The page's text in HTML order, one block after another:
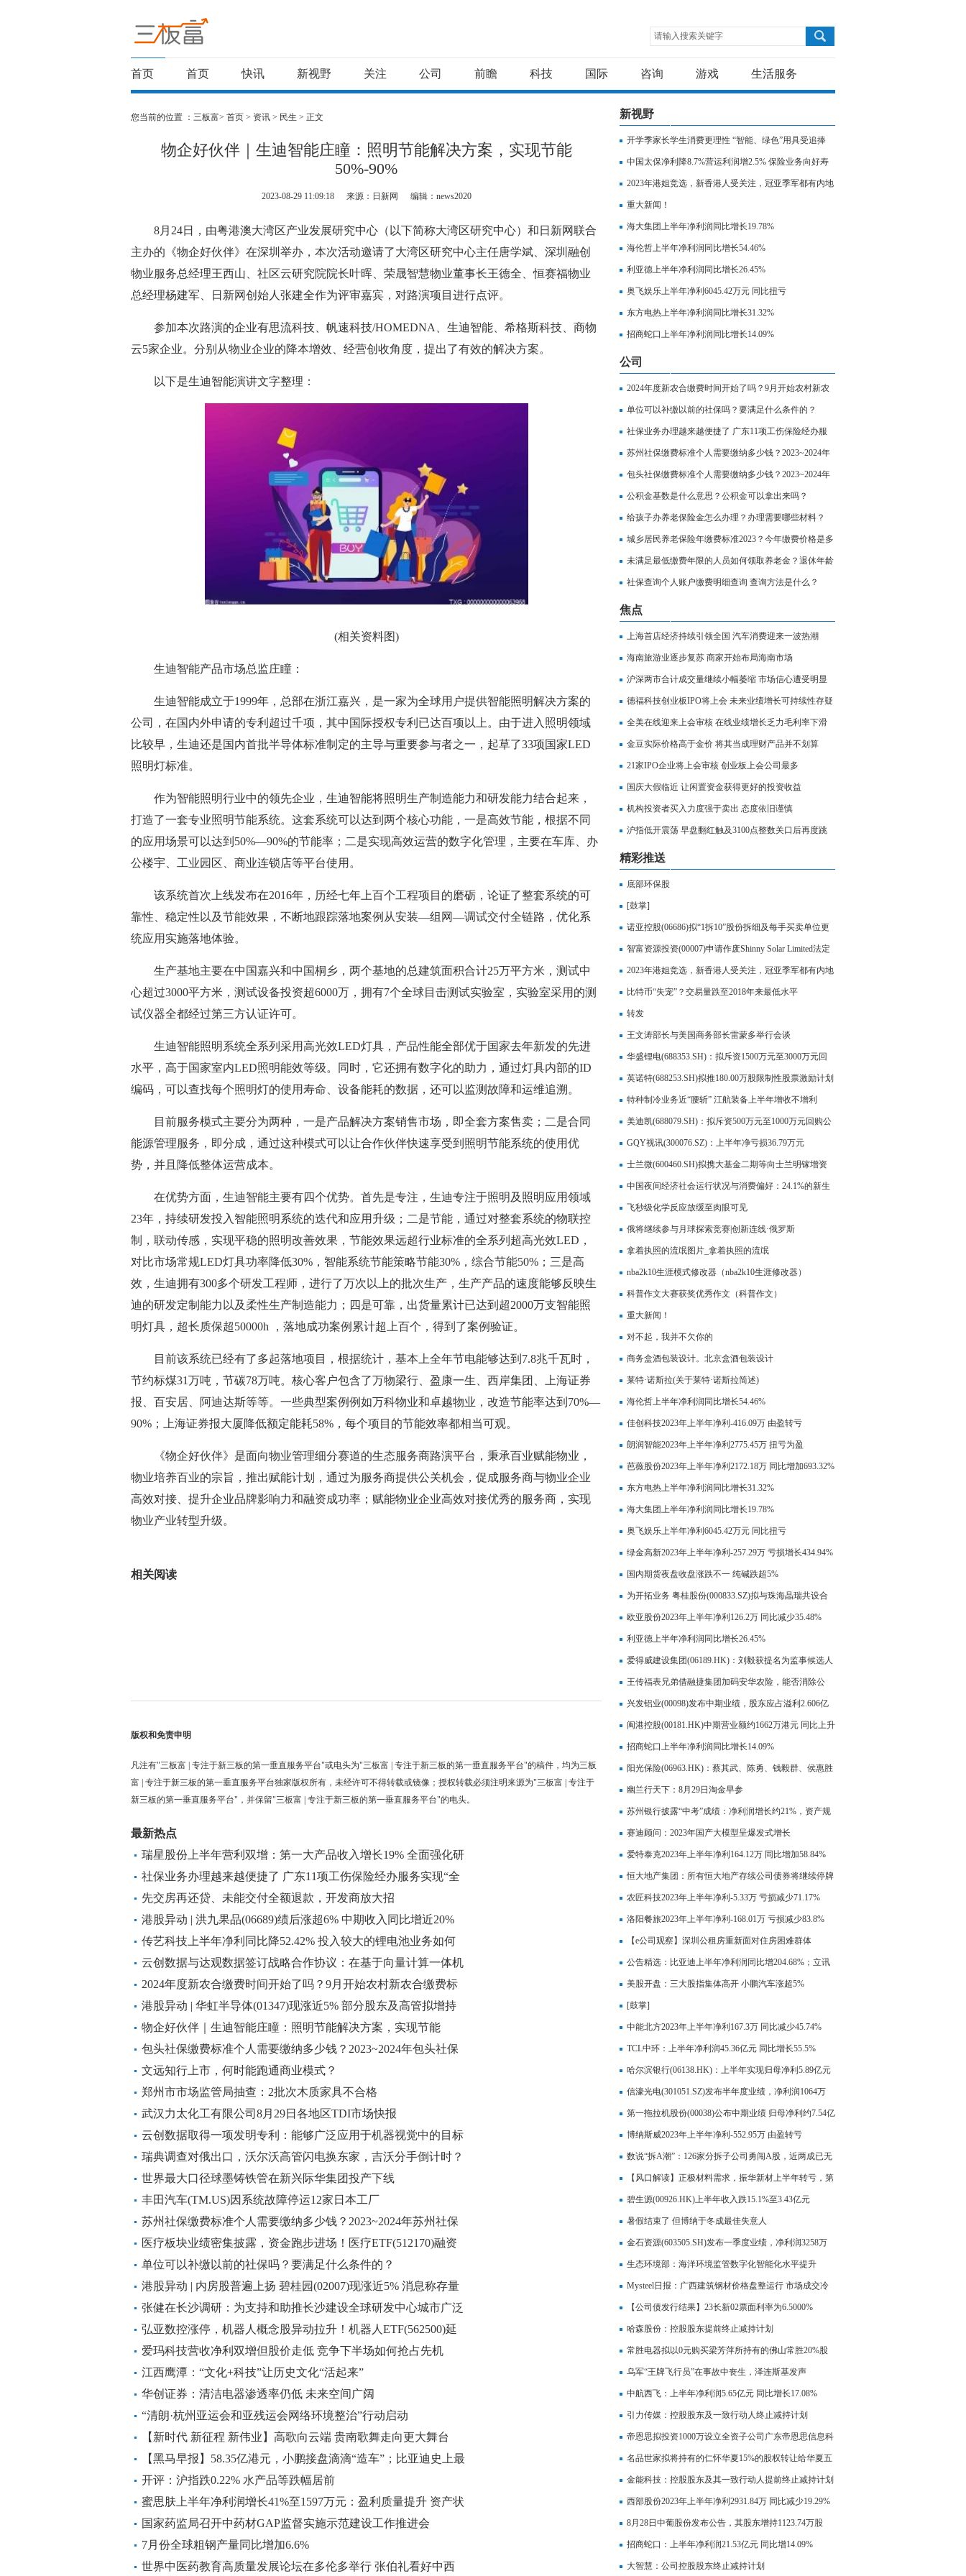
请输入搜索关键字
首页 首页 快讯 新视野 关注 公司 前瞻 科技 国际 咨询 游戏 生活服务
您当前的位置 ： 三板富> 首页 > 资讯 > 民生 > 正文
物企好伙伴｜生迪智能庄瞳：照明节能解决方案，实现节能
50%-90%
2023-08-29 11:09:18 来源：日新网 编辑：news2020
8月24日，由粤港澳大湾区产业发展研究中心（以下简称大湾区研究中心）和日新网联合
主办的《物企好伙伴》在深圳举办，本次活动邀请了大湾区研究中心主任唐学斌、深圳融创
物业服务总经理王西山、社区云研究院院长叶晖、荣晟智慧物业董事长王德全、恒赛福物业
总经理杨建军、日新网创始人张建全作为评审嘉宾，对路演项目进行点评。
参加本次路演的企业有思流科技、帆速科技/HOMEDNA、生迪智能、希格斯科技、商物
云5家企业。分别从物业企业的降本增效、经营创收角度，提出了有效的解决方案。
以下是生迪智能演讲文字整理：
(相关资料图)
生迪智能产品市场总监庄瞳：
生迪智能成立于1999年，总部在浙江嘉兴，是一家为全球用户提供智能照明解决方案的
公司，在国内外申请的专利超过千项，其中国际授权专利已达百项以上。由于进入照明领域
比较早，生迪还是国内首批半导体标准制定的主导与重要参与者之一，起草了33项国家LED
照明灯标准。
作为智能照明行业中的领先企业，生迪智能将照明生产制造能力和研发能力结合起来，
打造了一套专业照明节能系统。这套系统可以达到两个核心功能，一是高效节能，根据不同
的应用场景可以达到50%—90%的节能率；二是实现高效运营的数字化管理，主要在车库、办
公楼宇、工业园区、商业连锁店等平台使用。
该系统首次上线发布在2016年，历经七年上百个工程项目的磨砺，论证了整套系统的可
靠性、稳定性以及节能效果，不断地跟踪落地案例从安装—组网—调试交付全链路，优化系
统应用实施落地体验。
生产基地主要在中国嘉兴和中国桐乡，两个基地的总建筑面积合计25万平方米，测试中
心超过3000平方米，测试设备投资超6000万，拥有7个全球目击测试实验室，实验室采用的测
试仪器全都经过第三方认证许可。
生迪智能照明系统全系列采用高光效LED灯具，产品性能全部优于国家去年新发的先进
水平，高于国家室内LED照明能效等级。同时，它还拥有数字化的助力，通过灯具内部的ID
编码，可以查找每个照明灯的使用寿命、设备能耗的数据，还可以监测故障和运维追溯。
目前服务模式主要分为两种，一是产品解决方案销售市场，即全套方案售卖；二是合同
能源管理服务，即分成，通过这种模式可以让合作伙伴快速享受到照明节能系统的使用优
势，并且降低整体运营成本。
在优势方面，生迪智能主要有四个优势。首先是专注，生迪专注于照明及照明应用领域
23年，持续研发投入智能照明系统的迭代和应用升级；二是节能，通过对整套系统的物联控
制，联动传感，实现平稳的照明改善效果，节能效果远超行业标准的全系列超高光效LED，
对比市场常规LED灯具功率降低30%，智能系统节能策略节能30%，综合节能50%；三是高
效，生迪拥有300多个研发工程师，进行了万次以上的批次生产，生产产品的速度能够反映生
迪的研发定制能力以及柔性生产制造能力；四是可靠，出货量累计已达到超2000万支智能照
明灯具，超长质保超50000h ，落地成功案例累计超上百个，得到了案例验证。
目前该系统已经有了多起落地项目，根据统计，基本上全年节电能够达到7.8兆千瓦时，
节约标煤31万吨，节碳78万吨。核心客户包含了万物梁行、盈康一生、西岸集团、上海证券
报、百安居、阿迪达斯等等。一些典型案例例如万科物业和卓越物业，改造节能率达到70%—
90%；上海证券报大厦降低额定能耗58%，每个项目的节能效率都相当可观。
《物企好伙伴》是面向物业管理细分赛道的生态服务商路演平台，秉承百业赋能物业，
物业培养百业的宗旨，推出赋能计划，通过为服务商提供公关机会，促成服务商与物业企业
高效对接、提升企业品牌影响力和融资成功率；赋能物业企业高效对接优秀的服务商，实现
物业产业转型升级。
相关阅读
版权和免责申明
凡注有"三板富 | 专注于新三板的第一垂直服务平台"或电头为"三板富 | 专注于新三板的第一垂直服务平台"的稿件，均为三板
富 | 专注于新三板的第一垂直服务平台独家版权所有，未经许可不得转载或镜像；授权转载必须注明来源为"三板富 | 专注于
新三板的第一垂直服务平台"，并保留"三板富 | 专注于新三板的第一垂直服务平台"的电头。
最新热点
瑞星股份上半年营利双增：第一大产品收入增长19% 全面强化研
产销实力夯实发展底座
社保业务办理越来越便捷了 广东11项工伤保险经办服务实现“全
省通办”
先交房再还贷、未能交付全额退款，开发商放大招
港股异动 | 洪九果品(06689)绩后涨超6% 中期收入同比增近20%
经营活动现金流持续优化
传艺科技上半年净利同比降52.42% 投入较大的锂电池业务如何
发展受关注
云创数据与达观数据签订战略合作协议：在基于向量计算一体机
的大模型等领域开展战略合作
2024年度新农合缴费时间开始了吗？9月开始农村新农合缴费标
准是多少？
港股异动 | 华虹半导体(01347)现涨近5% 部分股东及高管拟增持
公司A股股份 盘后将发业绩
物企好伙伴｜生迪智能庄瞳：照明节能解决方案，实现节能
50%-90%
包头社保缴费标准个人需要缴纳多少钱？2023~2024年包头社保
缴费多少钱一个月
文远知行上市，何时能跑通商业模式？
郑州市市场监管局抽查：2批次木质家具不合格
武汉力太化工有限公司8月29日各地区TDI市场快报
云创数据取得一项发明专利：能够广泛应用于机器视觉中的目标
分割场景
瑞典调查对俄出口，沃尔沃高管闪电换东家，吉沃分手倒计时？
世界最大口径球墨铸铁管在新兴际华集团投产下线
丰田汽车(TM.US)因系统故障停运12家日本工厂
苏州社保缴费标准个人需要缴纳多少钱？2023~2024年苏州社保
缴费多少钱一个月
医疗板块业绩密集披露，资金跑步进场！医疗ETF(512170)融资
余额历史首次突破10亿元大关
单位可以补缴以前的社保吗？要满足什么条件的？
港股异动 | 内房股普遍上扬 碧桂园(02007)现涨近5% 消息称存量
房贷利率即将下调
张健在长沙调研：为支持和助推长沙建设全球研发中心城市广泛
汇聚智慧力量
弘亚数控涨停，机器人概念股异动拉升！机器人ETF(562500)延
续反弹
爱玛科技营收净利双增但股价走低 竞争下半场如何抢占先机
江西鹰潭：“文化+科技”让历史文化“活起来”
华创证券：清洁电器渗透率仍低 未来空间广阔
“清朗·杭州亚运会和亚残运会网络环境整治”行动启动
【新时代 新征程 新伟业】高歌向云端 贵南歌舞走向更大舞台
【黑马早报】58.35亿港元，小鹏接盘滴滴“造车”；比亚迪史上最
大并购案来了；董明珠怒斥员工吃着碗里看着锅里；家乐福广深
门店已全部关闭...
开评：沪指跌0.22% 水产品等跌幅居前
蜜思肤上半年净利润增长41%至1597万元：盈利质量提升 资产状
况稳健
国家药监局召开中药材GAP监督实施示范建设工作推进会
7月份全球粗钢产量同比增加6.6%
世界中医药教育高质量发展论坛在多伦多举行 张伯礼看好中西
新视野
开学季家长学生消费更理性 “智能、绿色”用具受追捧
中国太保净利降8.7%营运利润增2.5% 保险业务向好寿
险新业务价值增三成
2023年港姐竞选，新香港人受关注，冠亚季军都有内地
背景
重大新闻！
海大集团上半年净利润同比增长19.78%
海伦哲上半年净利润同比增长54.46%
利亚德上半年净利润同比增长26.45%
奥飞娱乐上半年净利6045.42万元 同比扭亏
东方电热上半年净利润同比增长31.32%
招商蛇口上半年净利润同比增长14.09%
公司
2024年度新农合缴费时间开始了吗？9月开始农村新农
合缴费标准是多少？
单位可以补缴以前的社保吗？要满足什么条件的？
社保业务办理越来越便捷了 广东11项工伤保险经办服
务实现“全省通办”
苏州社保缴费标准个人需要缴纳多少钱？2023~2024年
苏州社保缴费多少钱一个月
包头社保缴费标准个人需要缴纳多少钱？2023~2024年
包头社保缴费多少钱一个月
公积金基数是什么意思？公积金可以拿出来吗？
给孩子办养老保险金怎么办理？办理需要哪些材料？
城乡居民养老保险年缴费标准2023？今年缴费价格是多
少？
未满足最低缴费年限的人员如何领取养老金？退休年龄
达到次月起养老金吗？
社保查询个人账户缴费明细查询 查询方法是什么？
焦点
上海首店经济持续引领全国 汽车消费迎来一波热潮
海南旅游业逐步复苏 商家开始布局海南市场
沪深两市合计成交量继续小幅萎缩 市场信心遭受明显
打击
德福科技创业板IPO将上会 未来业绩增长可持续性存疑
全美在线迎来上会审核 在线业绩增长乏力毛利率下滑
金豆实际价格高于金价 将其当成理财产品并不划算
21家IPO企业将上会审核 创业板上会公司最多
国庆大假临近 让闲置资金获得更好的投资收益
机构投资者买入力度强于卖出 态度依旧谨慎
沪指低开震荡 早盘翻红触及3100点整数关口后再度跳
水
精彩推送
底部环保股
[鼓掌]
诺亚控股(06686)拟“1拆10”股份拆细及每手买卖单位更
改为100股已拆细股份
智富资源投资(00007)申请作废Shinny Solar Limited法定
要求偿债书
2023年港姐竞选，新香港人受关注，冠亚季军都有内地
背景
比特币“失宠”？交易量跌至2018年来最低水平
转发
王文涛部长与美国商务部长雷蒙多举行会谈
华盛锂电(688353.SH)：拟斥资1500万元至3000万元回
购公司股份
英诺特(688253.SH)拟推180.00万股限制性股票激励计划
授予价13.60元/股
特种制冷业务近“腰斩” 江航装备上半年增收不增利
美迪凯(688079.SH)：拟斥资500万元至1000万元回购公
司股份
GQY视讯(300076.SZ)：上半年净亏损36.79万元
士兰微(600460.SH)拟携大基金二期等向士兰明镓增资
12亿元 公司将取得其控制权
中国夜间经济社会运行状况与消费偏好：24.1%的新生
代群体居住在三四线城市
飞秒级化学反应放缓至肉眼可见
俄将继续参与月球探索竞赛|创新连线·俄罗斯
拿着执照的流氓图片_拿着执照的流氓
nba2k10生涯模式修改器（nba2k10生涯修改器）
科普作文大赛获奖优秀作文（科普作文）
重大新闻！
对不起，我并不欠你的
商务盒酒包装设计。北京盒酒包装设计
莱特·诺斯拉(关于莱特·诺斯拉简述)
海伦哲上半年净利润同比增长54.46%
佳创科技2023年上半年净利-416.09万 由盈转亏
朗润智能2023年上半年净利2775.45万 扭亏为盈
芭薇股份2023年上半年净利2172.18万 同比增加693.32%
东方电热上半年净利润同比增长31.32%
海大集团上半年净利润同比增长19.78%
奥飞娱乐上半年净利6045.42万元 同比扭亏
绿金高新2023年上半年净利-257.29万 亏损增长434.94%
国内期货夜盘收盘涨跌不一 纯碱跌超5%
为开拓业务 粤桂股份(000833.SZ)拟与珠海晶瑞共设合
资公司广东广业华晶
欧亚股份2023年上半年净利126.2万 同比减少35.48%
利亚德上半年净利润同比增长26.45%
爱得威建设集团(06189.HK)：刘毅获提名为监事候选人
王传福表兄弟借融捷集团加码安华农险，能否消除公
司“顽疾”
兴发铝业(00098)发布中期业绩，股东应占溢利2.606亿
元，同比下降15.3%
闽港控股(00181.HK)中期营业额约1662万港元 同比上升
约124%
招商蛇口上半年净利润同比增长14.09%
阳光保险(06963.HK)：蔡其武、陈勇、钱毅群、侯惠胜
及吴晓球的任职自8月28日起生效
幽兰行天下：8月29日淘金早参
苏州银行披露“中考”成绩：净利润增长约21%，资产规
模突破5800亿
赛迪顾问：2023年国产大模型呈爆发式增长
爱特泰克2023年上半年净利164.12万 同比增加58.84%
恒大地产集团：所有恒大地产存续公司债券将继续停牌
农匠科技2023年上半年净利-5.33万 亏损减少71.17%
洛阳餐旅2023年上半年净利-168.01万 亏损减少83.8%
【e公司观察】深圳公租房重新面对住房困难群体
公告精选：比亚迪上半年净利润同比增204.68%；立讯
精密前三季度净利预增10%-20%
美股开盘：三大股指集体高开 小鹏汽车涨超5%
[鼓掌]
中能北方2023年上半年净利167.3万 同比减少45.74%
TCL中环：上半年净利润45.36亿元 同比增长55.5%
哈尔滨银行(06138.HK)：上半年实现归母净利5.89亿元
同比增加19%
信濠光电(301051.SZ)发布半年度业绩，净利润1064万
元，同比扭亏为盈
第一拖拉机股份(00038)公布中期业绩 归母净利约7.54亿
元 同比增长29.70%
博纳斯威2023年上半年净利-552.95万 由盈转亏
数说“拆A潮”：126家分拆子公司勇闯A股，近两成已无
缘IPO
【风口解读】正极材料需求，振华新材上半年转亏，第
二季度亏损1.06亿元
碧生源(00926.HK)上半年收入跌15.1%至3.43亿元
暑假结束了 但博纳于冬成最佳失意人
金石资源(603505.SH)发布一季度业绩，净利润3258万
元，同比下降23%
生态环境部：海洋环境监管数字化智能化水平提升
Mysteel日报：广西建筑钢材价格盘整运行 市场成交冷
清【公司债发行结果】23长新02票面利率为6.5000%
哈森股份：控股股东提前终止减持计划
常胜电器拟以0元购买梁芳萍所持有的佛山常胜20%股
权
乌军“王牌飞行员”在事故中丧生，泽连斯基发声
中航西飞：上半年净利润5.65亿元 同比增长17.08%
引力传媒：控股股东及一致行动人终止减持计划
帝恩思拟投资1000万设立全资子公司广东帝恩思信息科
技有限公司
名品世家拟将持有的仁怀华夏15%的股权转让给华夏五
千年 转让价格为1元
金能科技：控股股东及其一致行动人提前终止减持计划
西部股份2023年上半年净利2931.84万 同比减少19.29%
8月28日中葡股份发布公告，其股东增持1123.74万股
招商蛇口：上半年净利润21.53亿元 同比增14.09%
大智慧：公司控股股东终止减持计划